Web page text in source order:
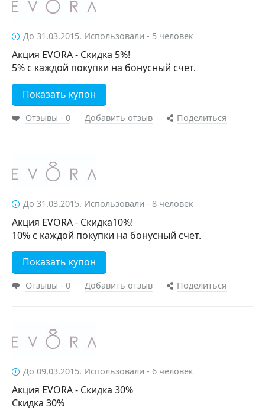
До 31.03.2015. Использовали - 5 человек
Акция EVORA - Скидка 5%!
5% с каждой покупки на бонусный счет.
Показать купон
Отзывы - 0 Добавить отзыв Поделиться
До 31.03.2015. Использовали - 8 человек
Акция EVORA - Скидка10%!
10% с каждой покупки на бонусный счет.
Показать купон
Отзывы - 0 Добавить отзыв Поделиться
До 09.03.2015. Использовали - 6 человек
Акция EVORA - Скидка 30%
Скидка 30%